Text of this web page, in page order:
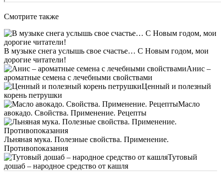
Смотрите также
В музыке снега услышь свое счастье… С Новым годом, мои
дорогие читатели!
Анис –
ароматные семена с лечебными свойствами
Ценный и полезный
корень петрушки
Масло
авокадо. Свойства. Применение. Рецепты
Льняная мука. Полезные свойства. Применение.
Противопоказания
Тутовый
дошаб – народное средство от кашля